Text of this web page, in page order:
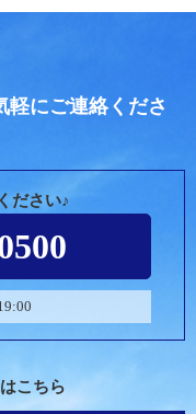
軽にご連絡くださ
ださい♪
こちら